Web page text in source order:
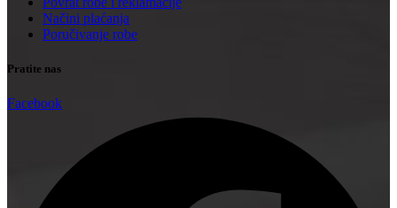
Načini plaćanja
Poručivanje robe
Pratite nas
Facebook